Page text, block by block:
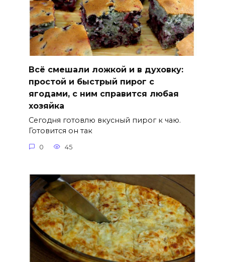
Всё смешали ложкой и в духовку:
простой и быстрый пирог с
ягодами, с ним справится любая
хозяйка
Сегодня готовлю вкусный пирог к чаю.
Готовится он так
0 45